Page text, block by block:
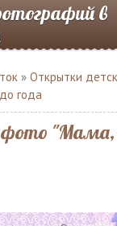
в
» Открытки
года
"Мама,